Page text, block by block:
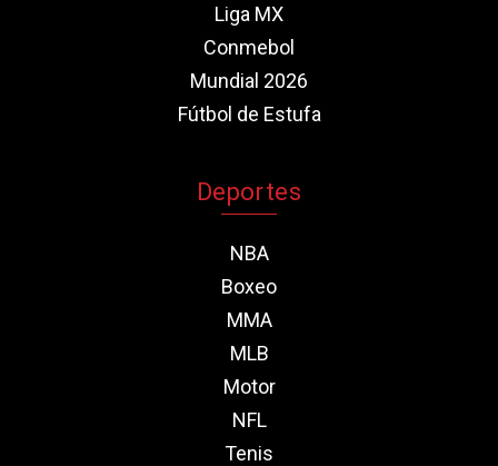
Liga MX
Conmebol
Mundial 2026
Fútbol de Estufa
Deportes
NBA
Boxeo
MMA
MLB
Motor
NFL
Tenis